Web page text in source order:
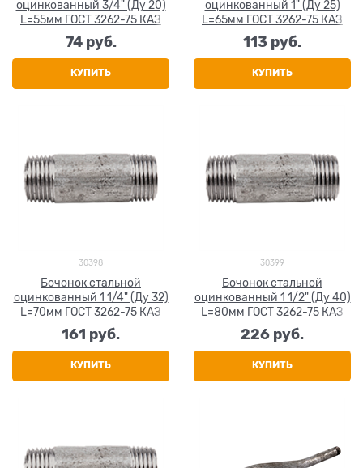
оцинкованный 3/4" (Ду 20)
L=55мм ГОСТ 3262-75 КАЗ
74 руб.
КУПИТЬ
оцинкованный 1" (Ду 25)
L=65мм ГОСТ 3262-75 КАЗ
113 руб.
КУПИТЬ
30398
Бочонок стальной
оцинкованный 1 1/4" (Ду 32)
L=70мм ГОСТ 3262-75 КАЗ
161 руб.
КУПИТЬ
30399
Бочонок стальной
оцинкованный 1 1/2" (Ду 40)
L=80мм ГОСТ 3262-75 КАЗ
226 руб.
КУПИТЬ